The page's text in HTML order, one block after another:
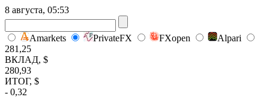
8 августа, 05:53
Amarkets PrivateFX FXopen
Alpari
281,25
ВКЛАД, $
280,93
ИТОГ, $
- 0,32